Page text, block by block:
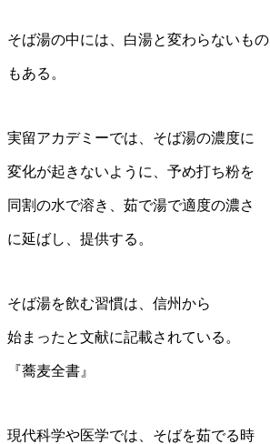
そば湯の中には、白湯と変わらないもの
もある。
実留アカデミーでは、そば湯の濃度に
変化が起きないように、予め打ち粉を
同割の水で溶き、茹で湯で適度の濃さ
に延ばし、提供する。
そば湯を飲む習慣は、信州から
始まったと文献に記載されている。
『蕎麦全書』
現代科学や医学では、そばを茹でる時